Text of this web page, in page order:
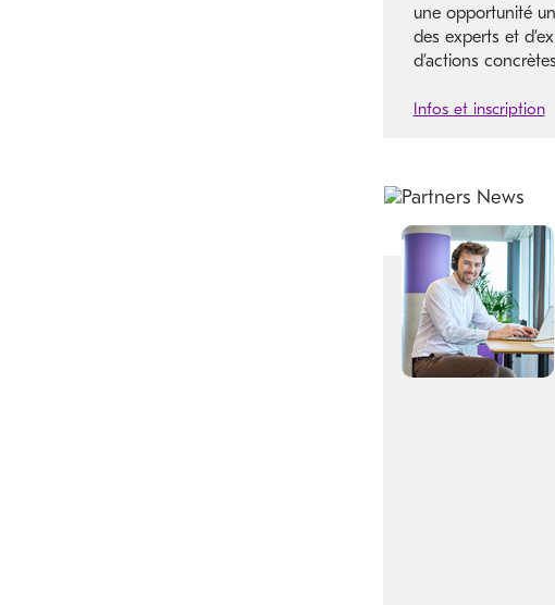
une opportunité
des experts et
d’actions
Infos et inscription